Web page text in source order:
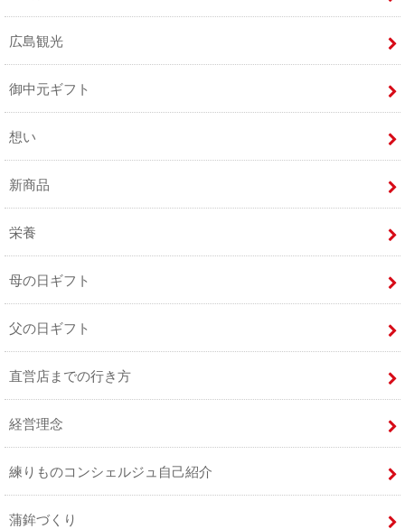
広島観光
御中元ギフト
想い
新商品
栄養
母の日ギフト
父の日ギフト
直営店までの行き方
経営理念
練りものコンシェルジュ自己紹介
蒲鉾づくり